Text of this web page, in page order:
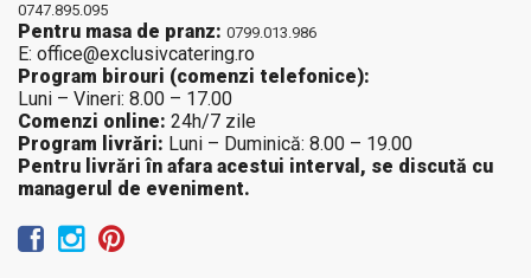
0747.895.095
Pentru masa de pranz: 0799.013.986
E: office@exclusivcatering.ro
Program birouri (comenzi telefonice):
Luni – Vineri: 8.00 – 17.00
Comenzi online: 24h/7 zile
Program livrări: Luni – Duminică: 8.00 – 19.00
Pentru livrări în afara acestui interval, se discută cu
managerul de eveniment.